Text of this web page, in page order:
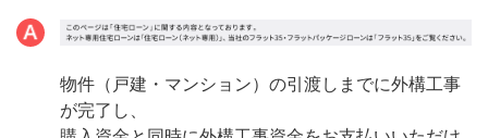
物件（戸建・マンション）の引渡しまでに外構工事
が完了し、